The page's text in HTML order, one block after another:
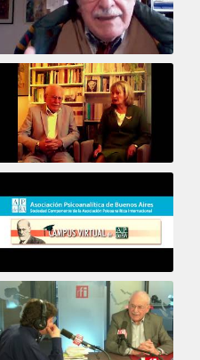
Intervista ad Alberto Eiguer
16e COLLOQUE de la STFPIF 20 et 21 Janvier 2018
por Skype y
teléfono Alberto Eiguer
el curso virtual 2017